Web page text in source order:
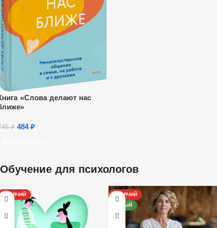
«Слова делают нас
₽ 484₽
Обучение для психологов
ГОРЯЧИЙ
ГОРЯЧИЙ
НОВЫЙ